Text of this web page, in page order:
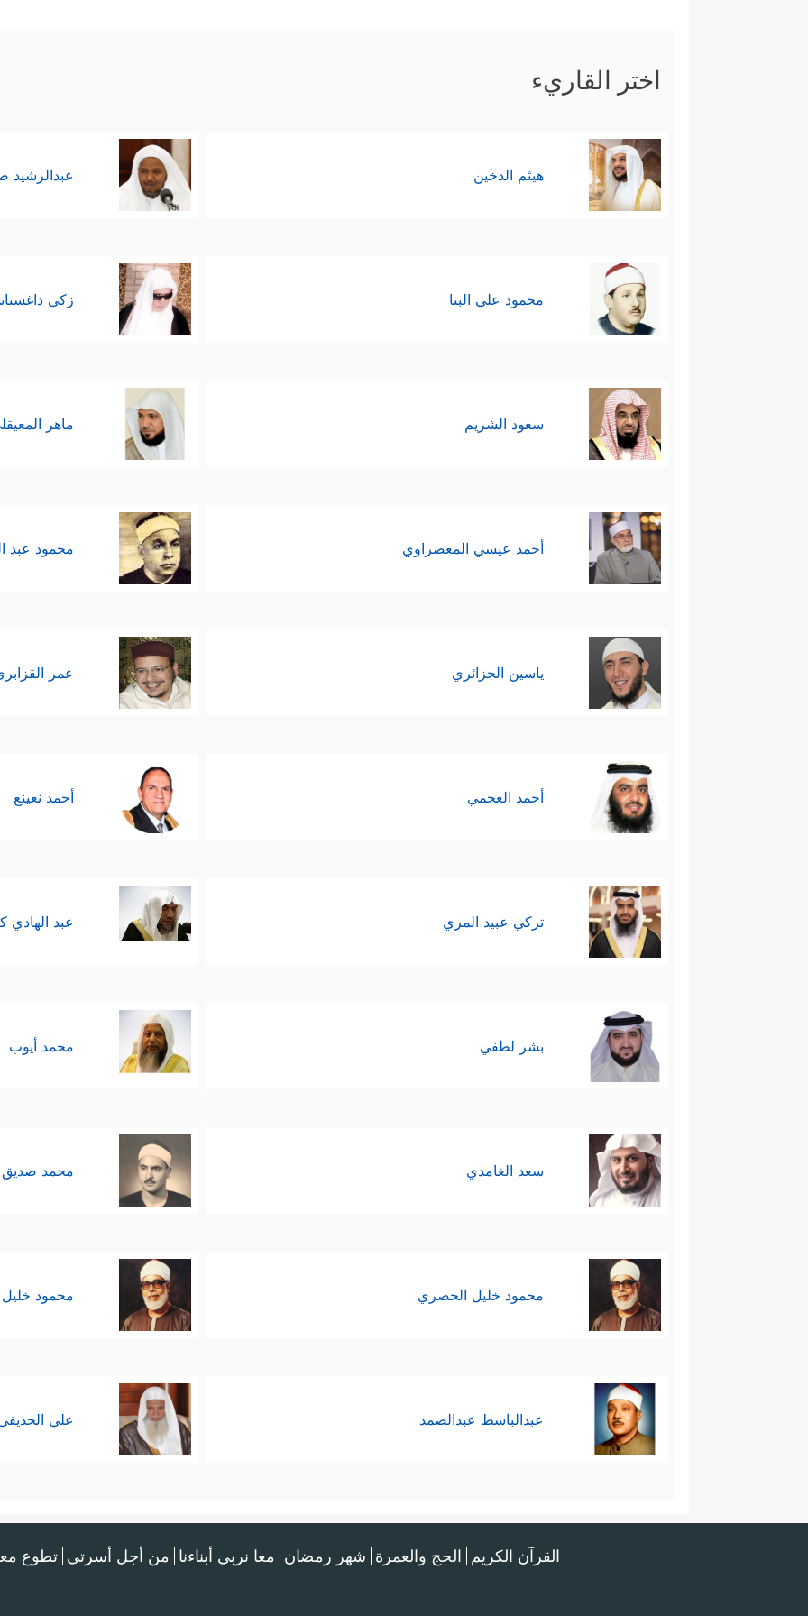
أولئك المكذِّبِين الضالِّين
هي محورُ السورة كلِّها وموضوعها الأساس.
اختر القاريء
هيثم الدخين عبدالرشيد
محمود علي البنا زكي
سعود الشريم ماهر
أحمد عيسي المعصراوي محمود عبد
ياسين الجزائري عمر
أحمد العجمي أحمد نعينع
تركي عبيد المري عبد الهادي
بشر لطفي محمد أيوب
سعد الغامدي محمد صديق
محمود خليل الحصري محمود
عبدالباسط عبدالصمد علي
القرآن الكريم الحج والعمرة شهر رمضان معا نربي أبناءنا من أجل أسرتي تطوع